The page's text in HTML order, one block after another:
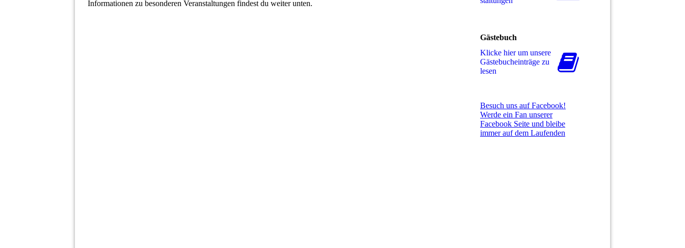
Informationen zu besonderen Veranstaltungen findest du weiter unten.
Gästebuch
Klicke hier um unsere
Gäs­te­buch­ein­trä­ge zu
lesen
Besuch uns auf Facebook!
Werde ein Fan unserer
Facebook Seite und bleibe
immer auf dem Laufenden